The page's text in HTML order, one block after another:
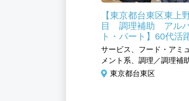
【東京都台東区東上
目 調理補助 アル
ト・パート】60代
人気の学校給食調理
サービス、フード・アミ
メント系、調理／調理補
東京都台東区